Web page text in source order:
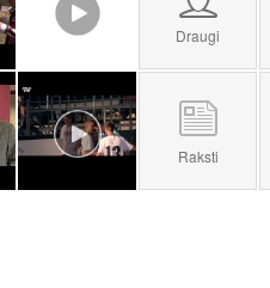
Draugi
Raksti